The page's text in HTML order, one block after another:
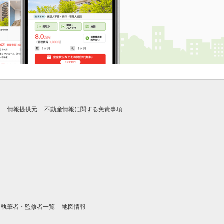
情報提供元 不動産情報に関する免責事項
執筆者・監修者一覧 地図情報